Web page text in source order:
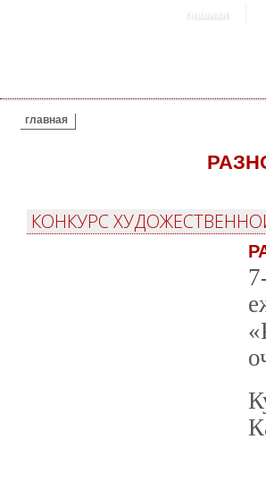
главная
ВЫ ЗДЕСЬ
главная
КОНКУРС